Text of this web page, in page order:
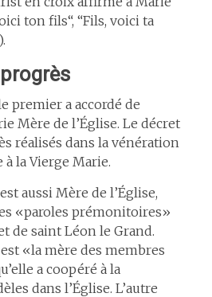
ton fils“, “Fils, voici ta
premier a accordé de
Mère de l’Église. Le décret
réalisés dans la vénération
la Vierge Marie.
aussi Mère de l’Église,
«paroles prémonitoires»
de saint Léon le Grand.
«la mère des membres
a coopéré à la
dans l’Église. L’autre